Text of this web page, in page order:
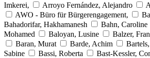
Imkerei,
Arroyo Fernández, Alejandro
AWO - Büro für Bürgerengagement,
Bahadorifar, Hakhamanesh
Bahn, Caroline
Mohamed
Baloyan, Lusine Balzer,
Baran, Murat
Barde, Achim
Sabine
Bassi, Roberta Bast-Kessler,